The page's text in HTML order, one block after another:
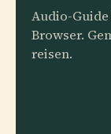
Audio-
Browser.
reisen.